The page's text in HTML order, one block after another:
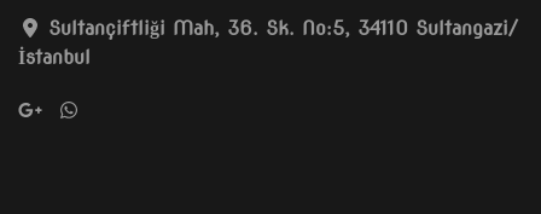
Sultançiftliği Mah, 36. Sk. No:5, 34110 Sultangazi/
İstanbul